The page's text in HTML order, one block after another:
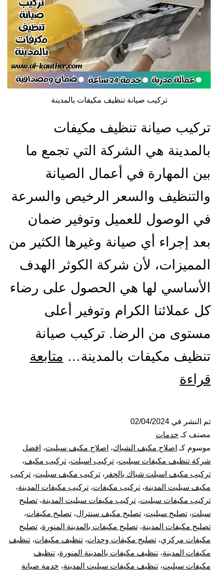
تركيب صيانة تنظيف مكيفات بالمدينة
تركيب صيانة تنظيف مكيفات
بالمدينة هي الشركة التي تجمع ما
بين المهارة في أعمال الصيانة
والتنظيف والسعر الرخيص والسرعة
في الوصول للعميل وتوفير ضمان
بعد إجراء أي صيانة وغيرها الكثير من
المميزات، لأن شركة الكوثر الهدف
الأساسي لها هي الحصول على رضاء
كل عملائنا الكرام وتوفير أعلى
مستوى من الرضا. تركيب صيانة
تنظيف مكيفات بالمدينة… متابعة
قراءة
تنظيف
مكيفات
بالمدينة
تم النشر في 02/04/2024
مصنف كـ خدمات
موسوم كـ اصلاح مكيف الشباك، اصلاح مكيف سبليت، افضل
شركة تنظيف مكيفات سبليت، تركيب اسبلت، تركيب مكيف،
تركيب مكيف اسبلت شباك بالحفر ، تركيب مكيف سبليت، تركيب
مكيف سبليت المدينة، تركيب مكيفات، تركيب مكيفات المدينة،
تركيب مكيفات سبليت، تركيب مكيفات سبليت المدينة، تصليح
سبلت، تصليح سبليت، تصليح مكيف سنترال، تصليح مكيفات،
تصليح مكيفات المدينة، تصليح مكيفات بالمدينة المنورة، تصليح
مكيفات مركزي، تصليح مكيفات وحدات، تنظيف مكيفات، تنظيف
مكيفات المدينة، تنظيف مكيفات بالمدينة المنورة، تنظيف
مكيفات سبليت، تنظيف مكيفات سبليت المدينة، خدمة صيانة